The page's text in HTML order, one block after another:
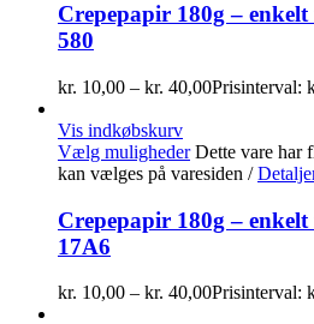
Crepepapir 180g –
580
kr. 10,00 – kr. 40,00Prisinterval:
Vis indkøbskurv
Vælg muligheder Dette vare har
kan vælges på varesiden /
Crepepapir 180g –
17A6
kr. 10,00 – kr. 40,00Prisinterval: